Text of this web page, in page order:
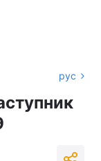
рус